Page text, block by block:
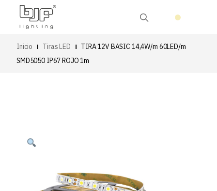
Inicio Tiras LED
TIRA 12V BASIC 14,4W/m 60LED/m
SMD5050 IP67 ROJO 1m